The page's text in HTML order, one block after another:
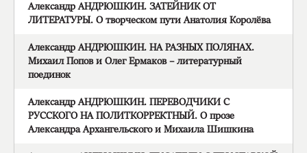
Александр АНДРЮШКИН. ЗАТЕЙНИК ОТ
ЛИТЕРАТУРЫ. О творческом пути Анатолия Королёва
Александр АНДРЮШКИН. НА РАЗНЫХ ПОЛЯНАХ.
Михаил Попов и Олег Ермаков – литературный
поединок
Александр АНДРЮШКИН. ПЕРЕВОДЧИКИ С
РУССКОГО НА ПОЛИТКОРРЕКТНЫЙ. О прозе
Александра Архангельского и Михаила Шишкина